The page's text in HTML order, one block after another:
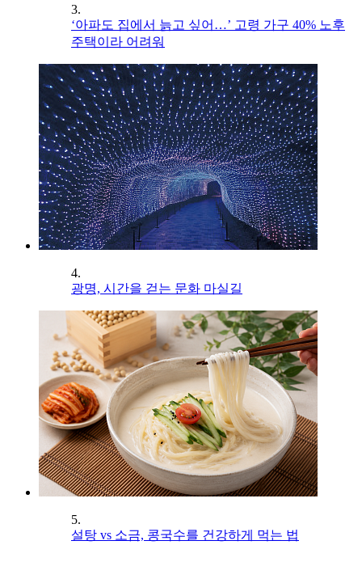
3.
‘아파도 집에서 늙고 싶어…’ 고령 가구 40% 노후
주택이라 어려워
4.
광명, 시간을 걷는 문화 마실길
5.
설탕 vs 소금, 콩국수를 건강하게 먹는 법